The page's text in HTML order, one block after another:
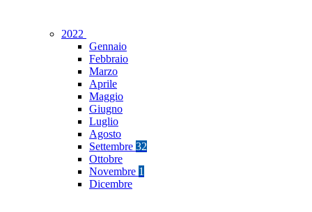
2022
Gennaio
Febbraio
Marzo
Aprile
Maggio
Giugno
Luglio
Agosto
Settembre 32
Ottobre
Novembre 1
Dicembre